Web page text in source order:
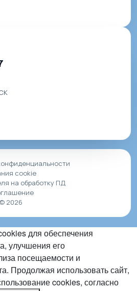
cookie
на обработку ПД
2026
для обеспечения
улучшения его
посещаемости и
Продолжая использовать сайт,
cookies, согласно